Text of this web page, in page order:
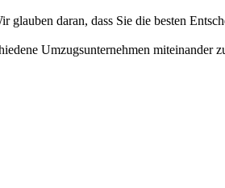
daran, dass Sie die besten
Umzugsunternehmen miteinander